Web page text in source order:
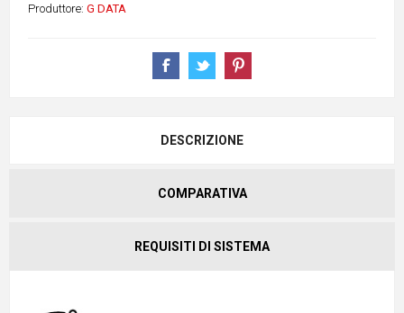
Produttore: G DATA
DESCRIZIONE
COMPARATIVA
REQUISITI DI SISTEMA